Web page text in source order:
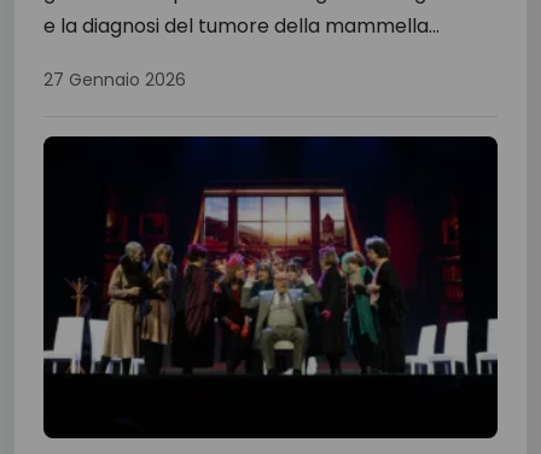
e la diagnosi del tumore della mammella...
27 Gennaio 2026